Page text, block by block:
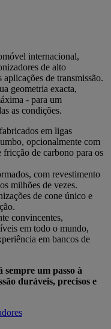
internacional,
de alto
aplicações de transmissão.
geometria exacta,
- para um
as condições.
fabricados em ligas
opcionalmente com
de carbono para os
com revestimento
milhões de vezes.
de cone único e
convincentes,
em todo o mundo,
em bancos de
um passo à
duráveis, precisos e